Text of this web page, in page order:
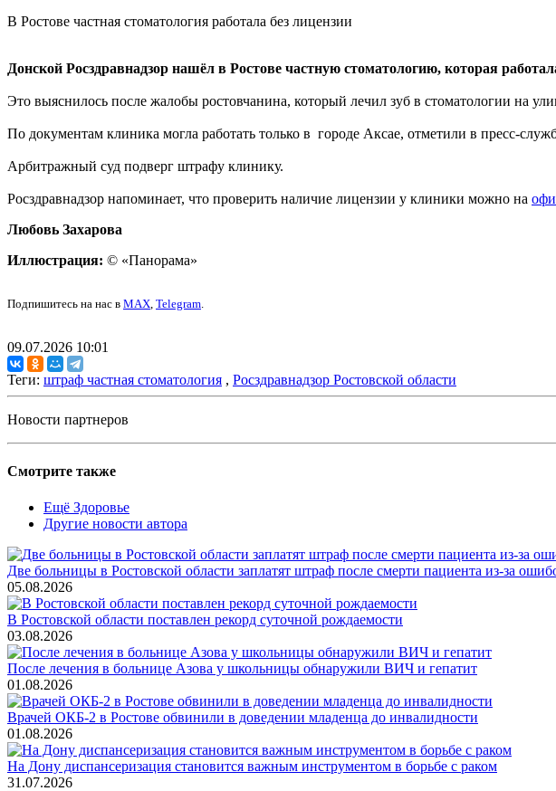
В Ростове частная стоматология работала без лицензии
Донской Росздравнадзор нашёл в Ростове частную стоматологию, которая
Это выяснилось после жалобы ростовчанина, который лечил зуб в стоматологии на
По документам клиника могла работать только в городе Аксае, отметили в пресс-
Арбитражный суд подверг штрафу клинику.
Росздравнадзор напоминает, что проверить наличие лицензии у клиники можно на
Любовь Захарова
Иллюстрация: © «Панорама»
Подпишитесь на нас в MAX, Telegram.
09.07.2026 10:01
Теги: штраф частная стоматология , Росздравнадзор Ростовской области
Новости партнеров
Смотрите также
Ещё Здоровье
Другие новости автора
Две больницы в Ростовской области заплатят штраф после смерти пациента из-за
05.08.2026
В Ростовской области поставлен рекорд суточной рождаемости
03.08.2026
После лечения в больнице Азова у школьницы обнаружили ВИЧ и гепатит
01.08.2026
Врачей ОКБ-2 в Ростове обвинили в доведении младенца до инвалидности
01.08.2026
На Дону диспансеризация становится важным инструментом в борьбе с раком
31.07.2026